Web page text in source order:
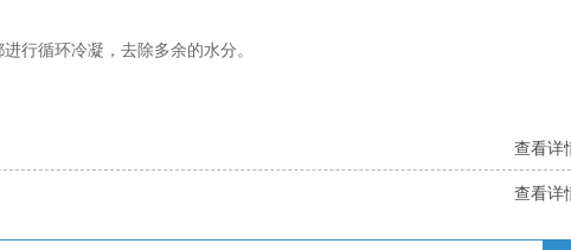
循环冷凝，去除多余的水分。
查看详
查看详